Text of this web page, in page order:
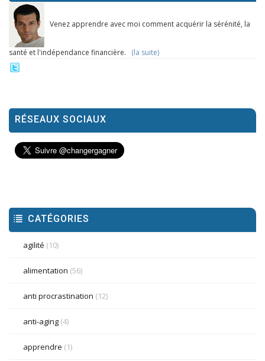
Venez apprendre avec moi comment acquérir la sérénité, la
santé et l'indépendance financière. (la suite)
RÉSEAUX SOCIAUX
CATÉGORIES
agilité (10)
alimentation (56)
anti procrastination (12)
anti-aging (4)
apprendre (1)